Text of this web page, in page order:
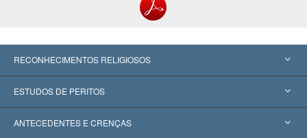
RECONHECIMENTOS RELIGIOSOS
Estados Unidos
Reconhecimentos Mundiais
ESTUDOS DE PERITOS
Apreciações por Categoria
ANTECEDENTES E CRENÇAS